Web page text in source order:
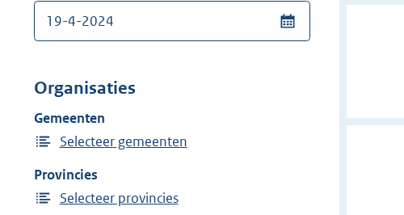
Organisaties
Gemeenten
Selecteer gemeenten
Provincies
Selecteer provincies